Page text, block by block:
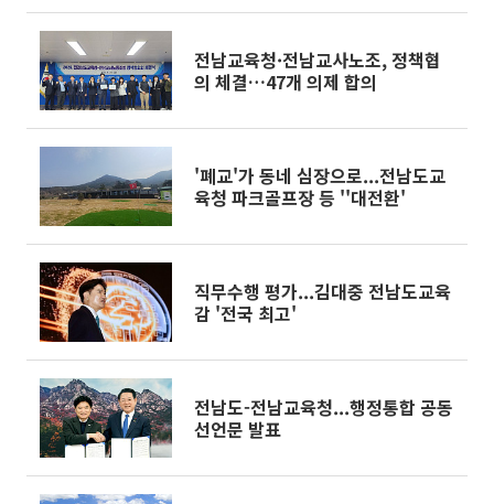
전남교육청·전남교사노조, 정책협
의 체결…47개 의제 합의
'폐교'가 동네 심장으로...전남도교
육청 파크골프장 등 ''대전환'
직무수행 평가...김대중 전남도교육
감 '전국 최고'
전남도-전남교육청...행정통합 공동
선언문 발표